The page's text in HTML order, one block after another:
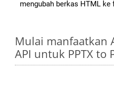
mengubah berkas HTML ke
Mulai manfaatkan
API untuk PPTX to